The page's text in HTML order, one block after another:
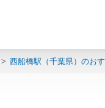
西船橋駅（千葉県）のお